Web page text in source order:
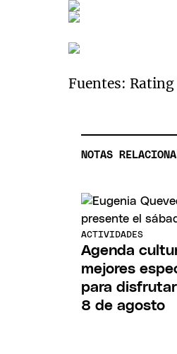
Fuentes:
NOTAS
ACTIVIDADES
Agenda
mejores
para
8 de agosto